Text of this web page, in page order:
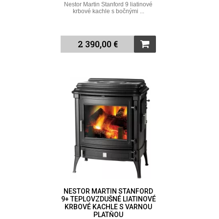
Nestor Martin Stanford 9 liatinové
krbové kachle s bočnými ...
2 390,00 €
NESTOR MARTIN STANFORD
9+ TEPLOVZDUŠNÉ LIATINOVÉ
KRBOVÉ KACHLE S VARNOU
PLATŇOU